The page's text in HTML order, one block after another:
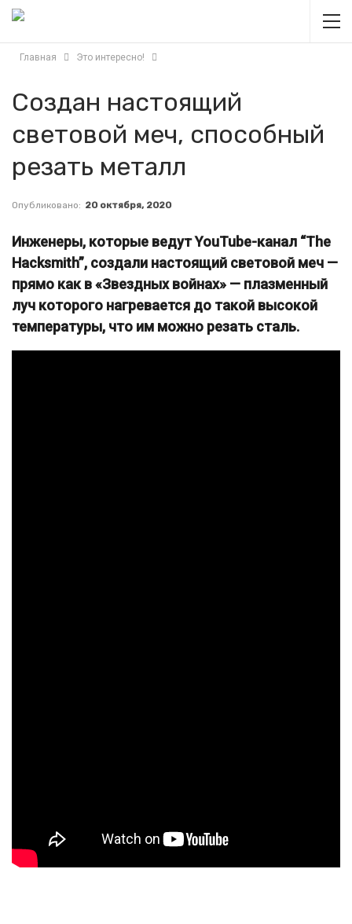
Главная Это интересно!
Создан настоящий
световой меч, способный
резать металл
Опубликовано: 20 октября, 2020
Инженеры, которые ведут YouTube-канал “The
Hacksmith”, создали настоящий световой меч —
прямо как в «Звездных войнах» — плазменный
луч которого нагревается до такой высокой
температуры, что им можно резать сталь.